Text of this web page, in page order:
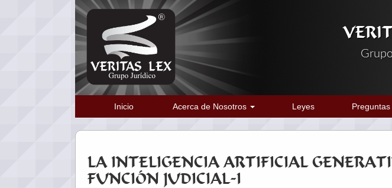
Inicio Acerca de Nosotros Leyes
LA INTELIGENCIA ARTIFICIAL
FUNCIÓN JUDICIAL-I